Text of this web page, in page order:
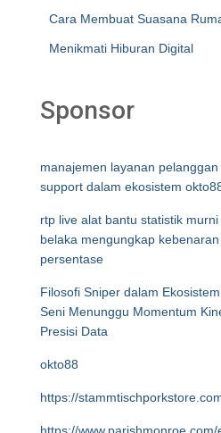
Cara Membuat Suasana
Menikmati Hiburan Digital
Sponsor
manajemen layanan
support dalam ekosistem
rtp live alat bantu statistik
belaka mengungkap
persentase
Filosofi Sniper dalam
Seni Menunggu Momentum
Presisi Data
okto88
https://